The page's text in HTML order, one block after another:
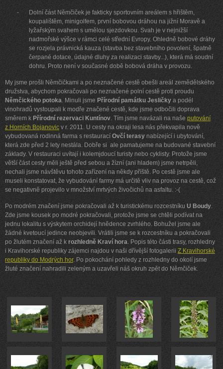
-
Dolní část Němčiček je fakticky sportovním areálem s hřištěm,
koupalištěm, minigolfem, první bobovou dráhou na jižní Moravě a
lyžařským svahem s umělou sjezdovkou. Svah je v nejnižší
nadmořské výšce v rámci celé střední Evropy. Ohledně bobové dráhy
se rozjela právnická kauza (stavba bez stavebního povolení, špatně
čerpané dotace, údajné dluhy za realizaci stavby...), která má soudní
dohru. Proto není v současné době bobová dráha v provozu.
My jsme prošli Němčičkami a po neznačené cestě obešli areál zemědělského
družstva, abychom pokračovali po neznačené polní cestě proti proudu
Němčického potoka. Minuli jsme Přírodní památku Jesličky a podél
vinohradů vystoupali k modře značené cestě, kde jsme odbočili doprava
směrem k Přírodní rezervaci Kuntínov. Tím jsme navázali na naše putování
z Horních Bojanovic v r. 2011. U cesty na okraji lesa nás překvapila nově
vybudovaná rodinná farma s restaurací Ovčí terasy nabízející i ubytování,
která zde před 2 lety nestála. Dobře si ale pamatujeme na budované stavební
základy. V restauraci uvítají i kolemjdoucí turisty nebo cyklisty. Protože jsme
větší část cesty měli ještě před sebou a žízní (ani hladem) jsme netrpěli,
nechali jsme návštěvu tohoto zařízení na někdy příště. Po cestě jsme ale
museli konstatovat, že vybudování farmy má určitě vliv na provoz na cestě, což
se negativně projevilo v množství mrtvých živočichů na asfaltu. :-(
Po modrém značení jsme pokračovali až k turistickému rozcestníku U Boudy.
Zde jsme kousek po modré pokračovali, protože jsme se chtěli podívat na
jednu lokalitu s výskytem orchidejí hnědence zvrhlého. Bohužel jsme ale
žádné kvetoucí jedince neobjevili. Vrátili jsme se k rozcestníku a pokračovali
po žlutém značení až k rozhledně Kraví hora. Popis této části trasy, rozhledny
i Kravihorské republiky zájemci najdou v naši dřívější fotogalerii Z Kravihorské
republiky do Modrých hor. Po pokochání pohledy z rozhledny do okolí jsme
žluté značení nahradili zeleným a uzavřeli náš okruh zpět do Němčiček.